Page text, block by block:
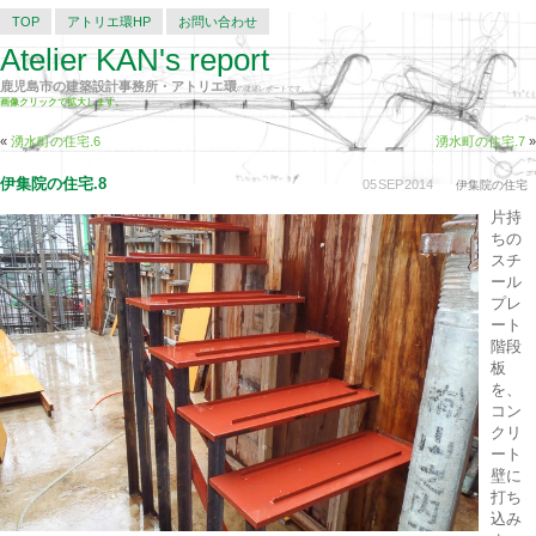
TOP アトリエ環HP お問い合わせ
Atelier KAN's report
鹿児島市の建築設計事務所・アトリエ環の建築レポートです。
画像クリックで拡大します。
« 湧水町の住宅.6 湧水町の住宅.7 »
05SEP2014 伊集院の住宅
伊集院の住宅.8
片持
ちの
スチ
ール
プレ
ート
階段
板
を、
コン
クリ
ート
壁に
打ち
込み